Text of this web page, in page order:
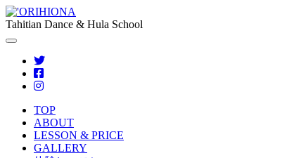
Tahitian Dance & Hula School
TOP
ABOUT
LESSON & PRICE
GALLERY